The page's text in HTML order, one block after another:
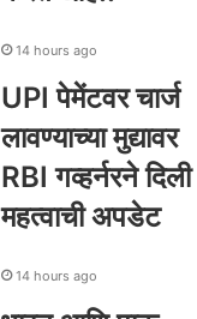
14 hours ago
UPI पेमेंटवर चार्ज
लावण्याच्या मुद्यावर
RBI गव्हर्नरने दिली
महत्वाची अपडेट
14 hours ago